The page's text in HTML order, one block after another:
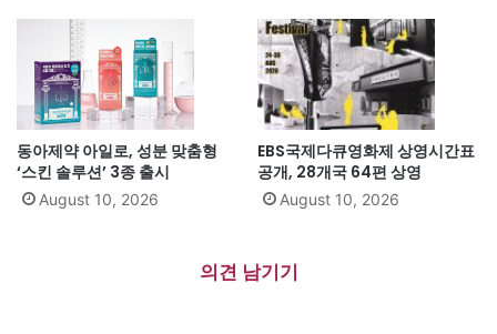
동아제약 아일로, 성분 맞춤형
‘스킨 솔루션’ 3종 출시
August 10, 2026
EBS국제다큐영화제 상영시간표
공개, 28개국 64편 상영
August 10, 2026
의견 남기기